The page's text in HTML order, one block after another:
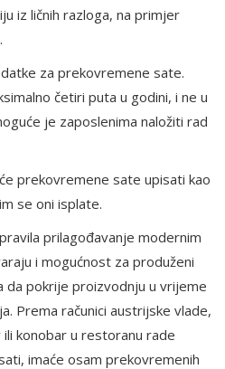
iz ličnih razloga, na primjer
za prekovremene sate.
četiri puta u godini, i ne u
je zaposlenima naložiti rad
prekovremene sate upisati kao
se oni isplate.
prilagođavanje modernim
i mogućnost za produženi
da pokrije proizvodnju u vrijeme
Prema računici austrijske vlade,
konobar u restoranu rade
imaće osam prekovremenih